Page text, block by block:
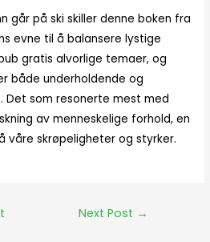
går på ski skiller denne boken fra
evne til å balansere lystige
gratis alvorlige temaer, og
både underholdende og
Det som resonerte mest med
av menneskelige forhold, en
våre skrøpeligheter og styrker.
Next Post →